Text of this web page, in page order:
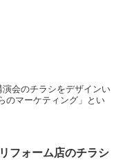
フォーム店のチラシ